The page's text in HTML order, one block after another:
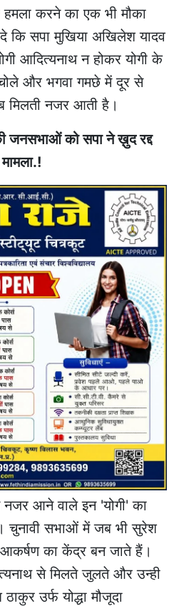
करने का एक भी मौका
कि सपा मुखिया अखिलेश यादव
आदित्यनाथ न होकर योगी के
और भगवा गमछे में दूर से
मिलती नजर आती है।
जनसभाओं को सपा ने ख़ुद रद्द
आने वाले इन 'योगी' का
चुनावी सभाओं में जब भी सुरेश
आकर्षण का केंद्र बन जाते हैं।
से मिलते जुलते और उन्ही
उर्फ योद्धा मौजूदा